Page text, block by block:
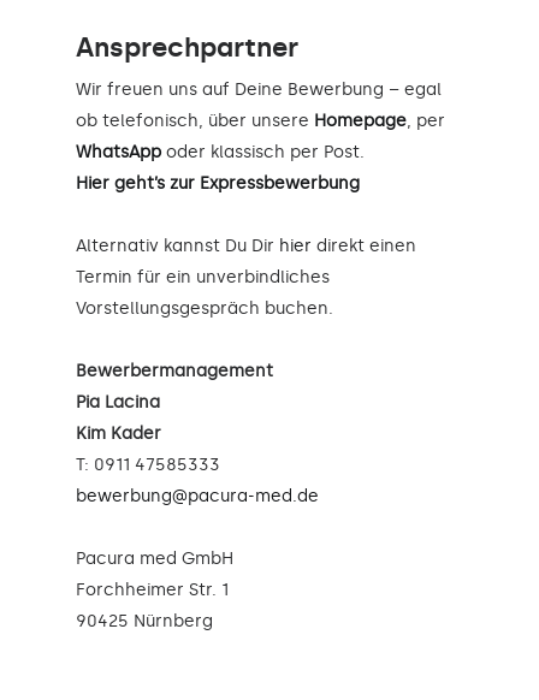
Ansprechpartner
Wir freuen uns auf Deine Bewerbung – egal
ob telefonisch, über unsere Homepage, per
WhatsApp oder klassisch per Post.
Hier geht’s zur Expressbewerbung
Alternativ kannst Du Dir hier direkt einen
Termin für ein unverbindliches
Vorstellungsgespräch buchen.
Bewerbermanagement
Pia Lacina
Kim Kader
T: 0911 47585333
bewerbung@pacura-med.de
Pacura med GmbH
Forchheimer Str. 1
90425 Nürnberg